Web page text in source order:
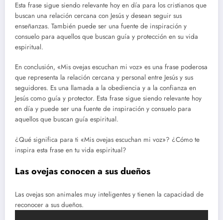
Esta frase sigue siendo relevante hoy en día para los cristianos que
buscan una relación cercana con Jesús y desean seguir sus
enseñanzas. También puede ser una fuente de inspiración y
consuelo para aquellos que buscan guía y protección en su vida
espiritual.
En conclusión, «Mis ovejas escuchan mi voz» es una frase poderosa
que representa la relación cercana y personal entre Jesús y sus
seguidores. Es una llamada a la obediencia y a la confianza en
Jesús como guía y protector. Esta frase sigue siendo relevante hoy
en día y puede ser una fuente de inspiración y consuelo para
aquellos que buscan guía espiritual.
¿Qué significa para ti «Mis ovejas escuchan mi voz»? ¿Cómo te
inspira esta frase en tu vida espiritual?
Las ovejas conocen a sus dueños
Las ovejas son animales muy inteligentes y tienen la capacidad de
reconocer a sus dueños.